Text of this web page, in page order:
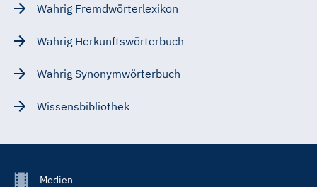
Wahrig Fremdwörterlexikon
Wahrig Herkunftswörterbuch
Wahrig Synonymwörterbuch
Wissensbibliothek
FooterMedien